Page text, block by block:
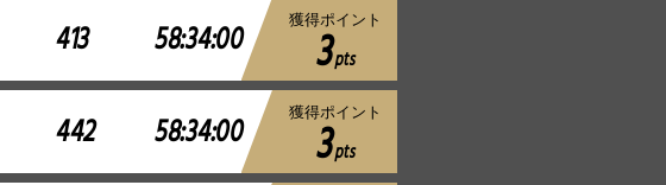
413 58:34:00 獲得ポイント
3pts
442 58:34:00 獲得ポイント
3pts